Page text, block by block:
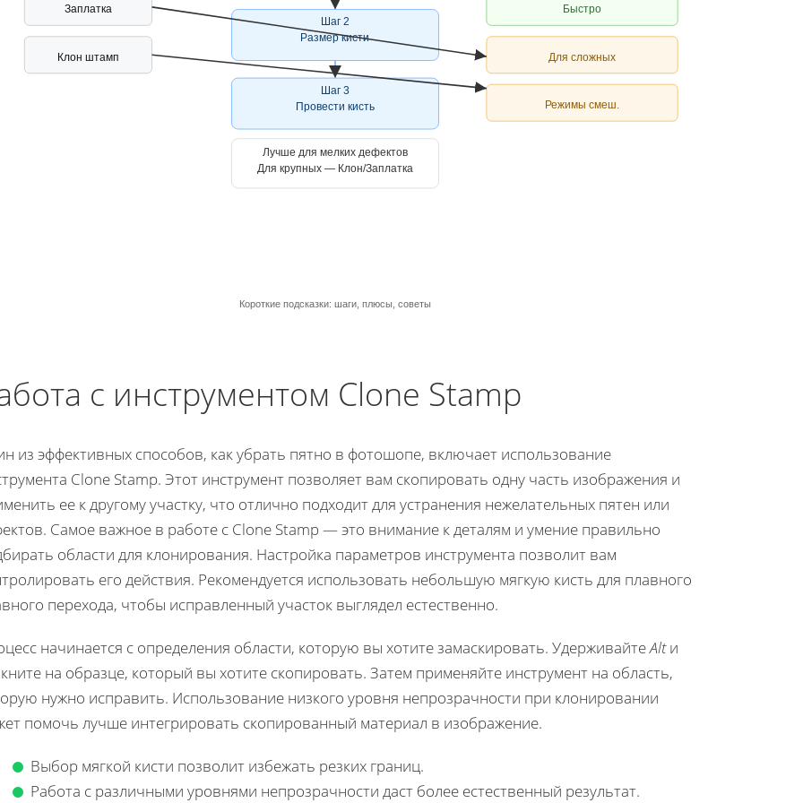
Заплатка
Клон штамп
Шаг 2
Размер кисти
Шаг 3
Провести кисть
Быстро
Для сложных
Режимы смеш.
Лучше для мелких дефектов
Для крупных — Клон/Заплатка
Короткие подсказки: шаги, плюсы, советы
с инструментом Clone Stamp
из эффективных способов, как убрать пятно в фотошопе, включает использование
Clone Stamp. Этот инструмент позволяет вам скопировать одну часть изображения и
ее к другому участку, что отлично подходит для устранения нежелательных пятен или
Самое важное в работе с Clone Stamp — это внимание к деталям и умение правильно
области для клонирования. Настройка параметров инструмента позволит вам
его действия. Рекомендуется использовать небольшую мягкую кисть для плавного
перехода, чтобы исправленный участок выглядел естественно.
начинается с определения области, которую вы хотите замаскировать. УдерживайтеAltи
на образце, который вы хотите скопировать. Затем применяйте инструмент на область,
нужно исправить. Использование низкого уровня непрозрачности при клонировании
помочь лучше интегрировать скопированный материал в изображение.
Выбор мягкой кисти позволит избежать резких границ.
Работа с различными уровнями непрозрачности даст более естественный результат.